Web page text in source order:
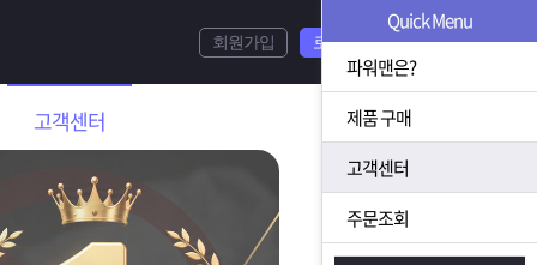
고객센터
회원가입 로그인
Quick Menu
파워맨은?
제품 구매
고객센터
주문조회